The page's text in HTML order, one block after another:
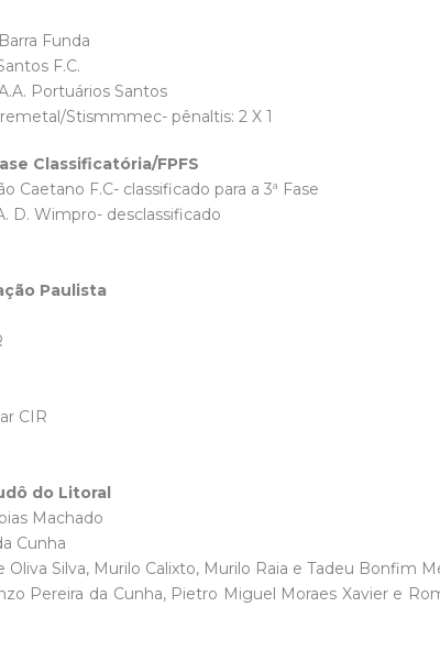
Funda
F.C.
Portuários Santos
Stismmmec- pênaltis: 2 X 1
Classificatória/FPFS
Caetano F.C- classificado para a 3ª Fase
D. Wimpro- desclassificado
Paulista
CIR
do Litoral
Machado
Cunha
Oliva Silva, Murilo Calixto, Murilo Raia e Tadeu Bonfim
Pereira da Cunha, Pietro Miguel Moraes Xavier e